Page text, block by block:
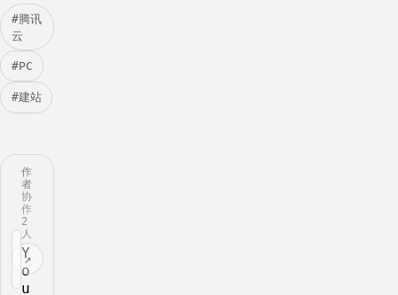
#腾讯
云
#PC
#建站
作
者
协
作
2
人
Y
o
u
↗